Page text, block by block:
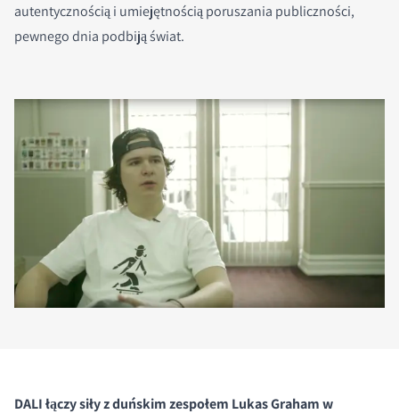
autentycznością i umiejętnością poruszania publiczności,
pewnego dnia podbiją świat.
DALI łączy siły z duńskim zespołem Lukas Graham w